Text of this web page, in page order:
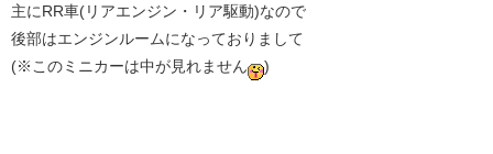
主にRR車(リアエンジン・リア駆動)なので
後部はエンジンルームになっておりまして
(※このミニカーは中が見れません
)